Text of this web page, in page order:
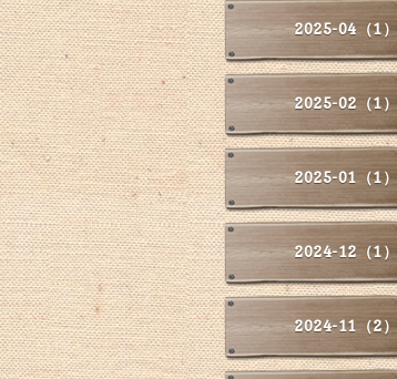
2025-04（1）
2025-02（1）
2025-01（1）
2024-12（1）
2024-11（2）